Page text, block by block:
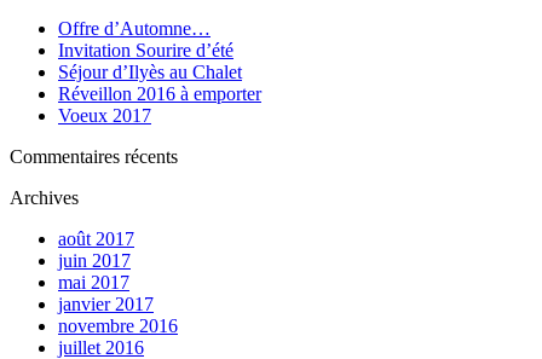
Offre d’Automne…
Invitation Sourire d’été
Séjour d’Ilyès au Chalet
Réveillon 2016 à emporter
Voeux 2017
Commentaires récents
Archives
août 2017
juin 2017
mai 2017
janvier 2017
novembre 2016
juillet 2016